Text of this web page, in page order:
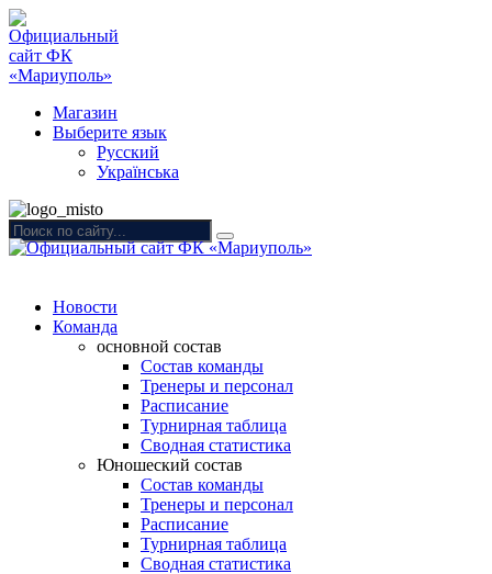
Магазин
Выберите язык
Русский
Українська
Новости
Команда
основной состав
Состав команды
Тренеры и персонал
Расписание
Турнирная таблица
Сводная статистика
Юношеский состав
Состав команды
Тренеры и персонал
Расписание
Турнирная таблица
Сводная статистика